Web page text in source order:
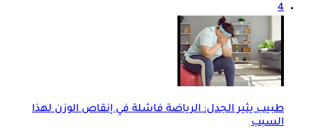
4
طبيب يثير الجدل: الرياضة فاشلة في إنقاص الوزن لهذا
السبب